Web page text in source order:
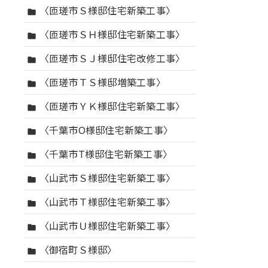
folder 〈匝瑳市Ｓ様邸住宅新築工事〉
folder 〈匝瑳市ＳＨ様邸住宅新築工事〉
folder 〈匝瑳市ＳＪ様邸住宅改修工事〉
folder 〈匝瑳市ＴＳ様邸増築工事〉
folder 〈匝瑳市ＹＫ様邸住宅新築工事〉
folder 〈千葉市O様邸住宅新築工事〉
folder 〈千葉市T様邸住宅新築工事〉
folder 〈山武市Ｓ様邸住宅新築工事〉
folder 〈山武市Ｔ様邸住宅新築工事〉
folder 〈山武市Ｕ様邸住宅新築工事〉
folder
〈御宿町Ｓ様邸〉